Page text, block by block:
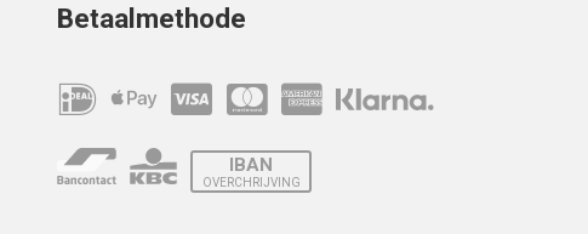
Betaalmethode
IBAN
OVERCHRIJVING